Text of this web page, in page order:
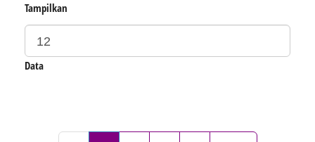
Tampilkan
Data